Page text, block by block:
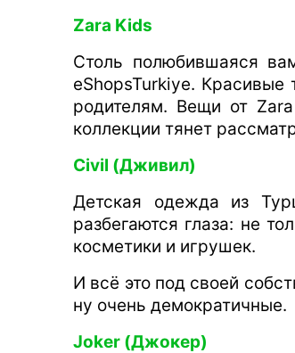
Zara Kids
Столь полюбившаяся
eShopsTurkiye.
родителям. Вещи от
коллекции тянет
Civil (Дживил)
Детская одежда из
разбегаются глаза: не
косметики и игрушек.
И всё это под своей
ну очень демократичные.
Joker (Джокер)